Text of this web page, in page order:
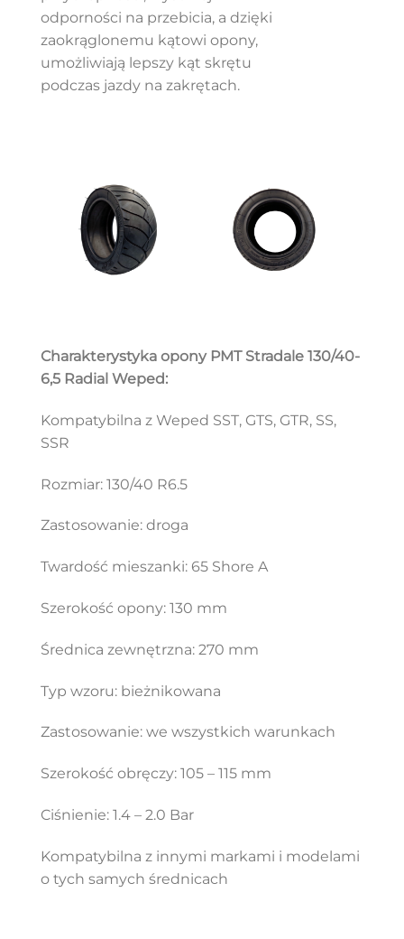
odporności na przebicia, a dzięki
zaokrąglonemu kątowi opony,
umożliwiają lepszy kąt skrętu
podczas jazdy na zakrętach.
Charakterystyka opony PMT Stradale 130/40-
6,5 Radial Weped:
Kompatybilna z Weped SST, GTS, GTR, SS,
SSR
Rozmiar: 130/40 R6.5
Zastosowanie: droga
Twardość mieszanki: 65 Shore A
Szerokość opony: 130 mm
Średnica zewnętrzna: 270 mm
Typ wzoru: bieżnikowana
Zastosowanie: we wszystkich warunkach
Szerokość obręczy: 105 – 115 mm
Ciśnienie: 1.4 – 2.0 Bar
Kompatybilna z innymi markami i modelami
o tych samych średnicach